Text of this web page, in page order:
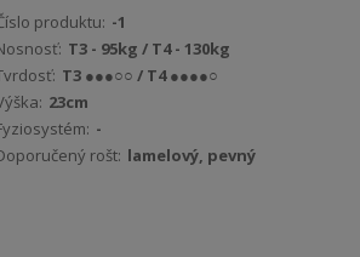
produktu: -1
T3 - 95kg / T4 - 130kg
T3 ●●●○○ / T4 ●●●●○
23cm
-
rošt: lamelový, pevný